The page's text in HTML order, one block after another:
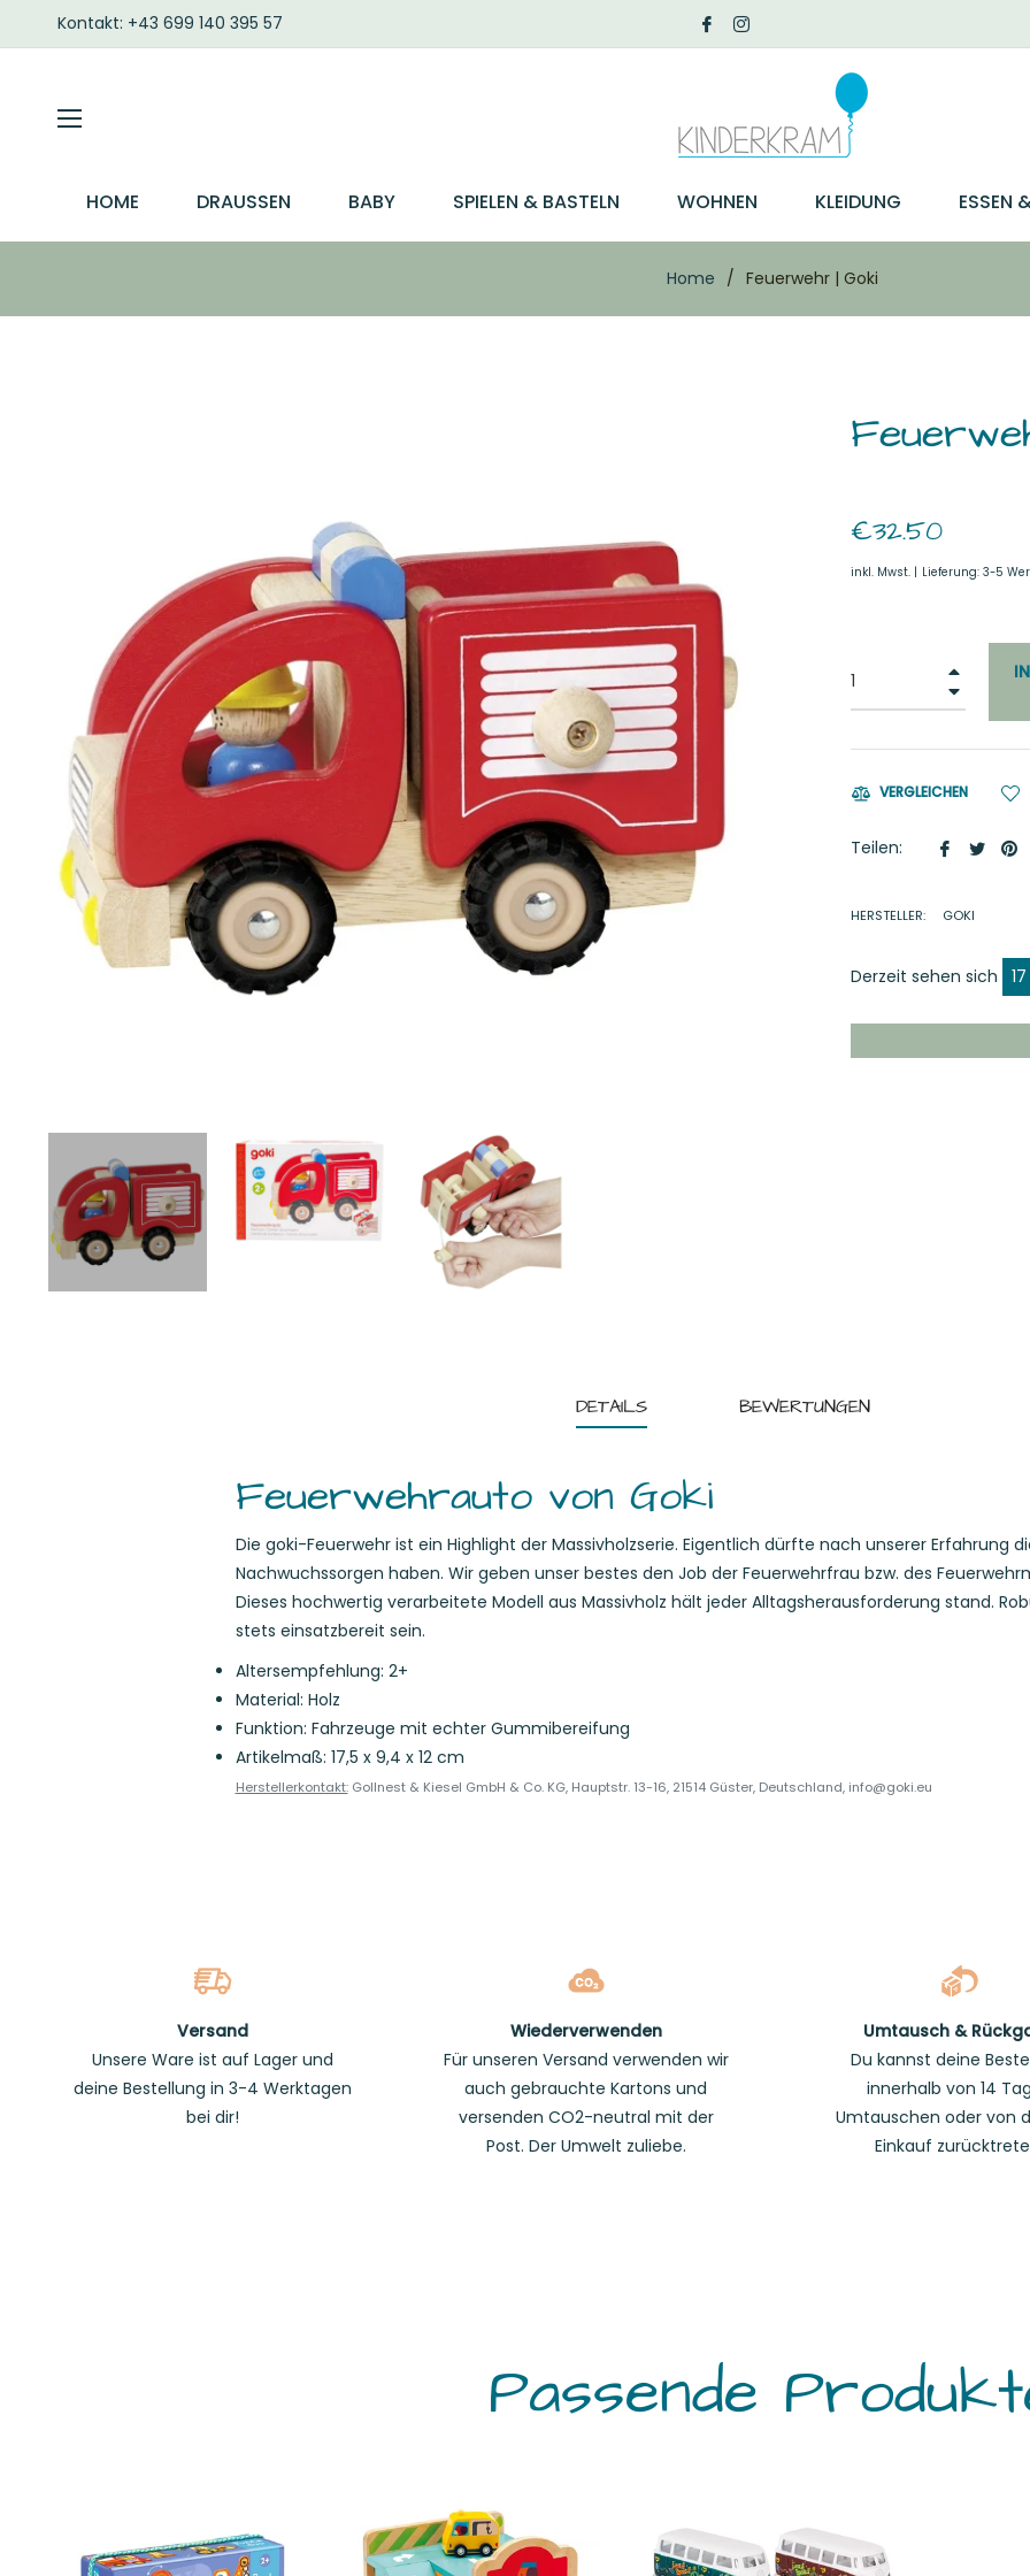
Kontakt: +43 699 140 395 57
HOME DRAUSSEN BABY SPIELEN & BASTELN WOHNEN KLEIDUNG ESSEN
Home / Feuerwehr | Goki
Normaler
€32.50
inkl. Mwst. | Lieferung: 3-5
VERGLEICHEN
Teilen:
Auf
Auf
HERSTELLER: GOKI
Derzeit sehen sich 17
DETAILS BEWERTUNGEN
Feuerwehrauto von Goki
Die goki-Feuerwehr ist ein Highlight der Massivholzserie. Eigentlich dürfte nach unserer Erfahrung
Nachwuchssorgen haben. Wir geben unser bestes den Job der Feuerwehrfrau bzw. des
Dieses hochwertig verarbeitete Modell aus Massivholz hält jeder Alltagsherausforderung stand.
stets einsatzbereit sein.
Altersempfehlung: 2+
Material: Holz
Funktion: Fahrzeuge mit echter Gummibereifung
Artikelmaß: 17,5 x 9,4 x 12 cm
Herstellerkontakt:Gollnest & Kiesel GmbH & Co. KG, Hauptstr. 13-16, 21514 Güster, Deutschland, info@goki.eu
Versand
Unsere Ware ist auf Lager und
deine Bestellung in 3-4 Werktagen
bei dir!
Wiederverwenden
Für unseren Versand verwenden wir
auch gebrauchte Kartons und
versenden CO2-neutral mit der
Post. Der Umwelt zuliebe.
Umtausch &
Du kannst deine
innerhalb von 14
Umtauschen oder von
Einkauf
Passende